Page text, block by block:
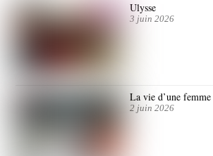
Ulysse
3 juin 2026
La vie d’une femme
2 juin 2026